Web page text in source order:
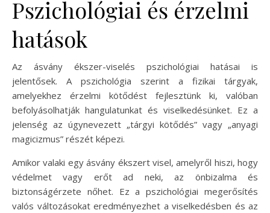
Pszichológiai és érzelmi
hatások
Az ásvány ékszer-viselés pszichológiai hatásai is
jelentősek. A pszichológia szerint a fizikai tárgyak,
amelyekhez érzelmi kötődést fejlesztünk ki, valóban
befolyásolhatják hangulatunkat és viselkedésünket. Ez a
jelenség az úgynevezett „tárgyi kötődés” vagy „anyagi
magicizmus” részét képezi.
Amikor valaki egy ásvány ékszert visel, amelyről hiszi, hogy
védelmet vagy erőt ad neki, az önbizalma és
biztonságérzete nőhet. Ez a pszichológiai megerősítés
valós változásokat eredményezhet a viselkedésben és az